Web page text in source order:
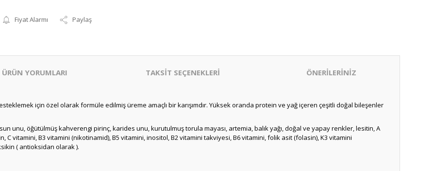
Fiyat Alarmı Paylaş
ÜRÜN YORUMLARI TAKSİT SEÇENEKLERİ ÖNERİLERİNİZ
için özel olarak formüle edilmiş üreme amaçlı bir karışımdır. Yüksek oranda protein ve yağ içeren çeşitli doğal bileşenler
unu, öğütülmüş kahverengi pirinç, karides unu, kurutulmuş torula mayası, artemia, balık yağı, doğal ve yapay renkler, lesitin, A
C vitamini, B3 vitamini (nikotinamid), B5 vitamini, inositol, B2 vitamini takviyesi, B6 vitamini, folik asit (folasin), K3 vitamini
( antioksidan olarak ).